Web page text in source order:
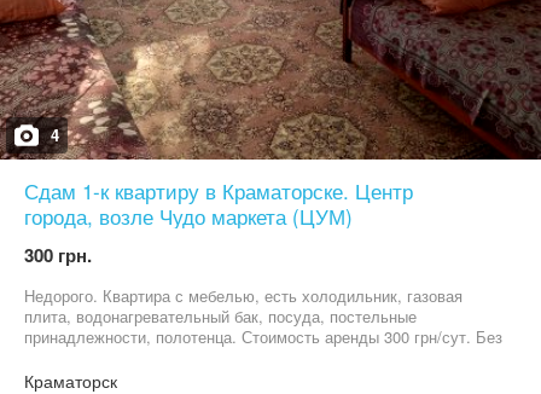
4
Сдам 1-к квартиру в Краматорске. Центр
города, возле Чудо маркета (ЦУМ)
300 грн.
Недорого. Квартира с мебелью, есть холодильник, газовая
плита, водонагревательный бак, посуда, постельные
принадлежности, полотенца. Стоимость аренды 300 грн/сут. Без
Краматорск